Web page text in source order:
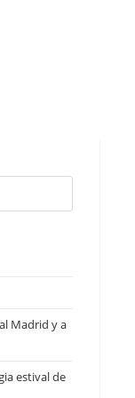
Madrid y a
estival de